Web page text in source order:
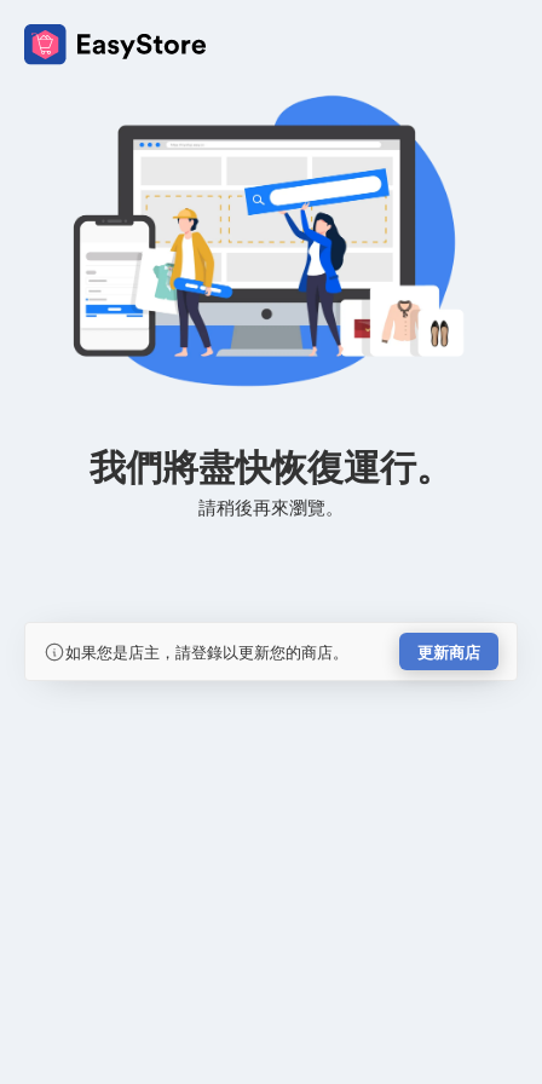
我們將盡快恢復運行。
請稍後再來瀏覽。
如果您是店主，請登錄以更新您的商店。 更新商店